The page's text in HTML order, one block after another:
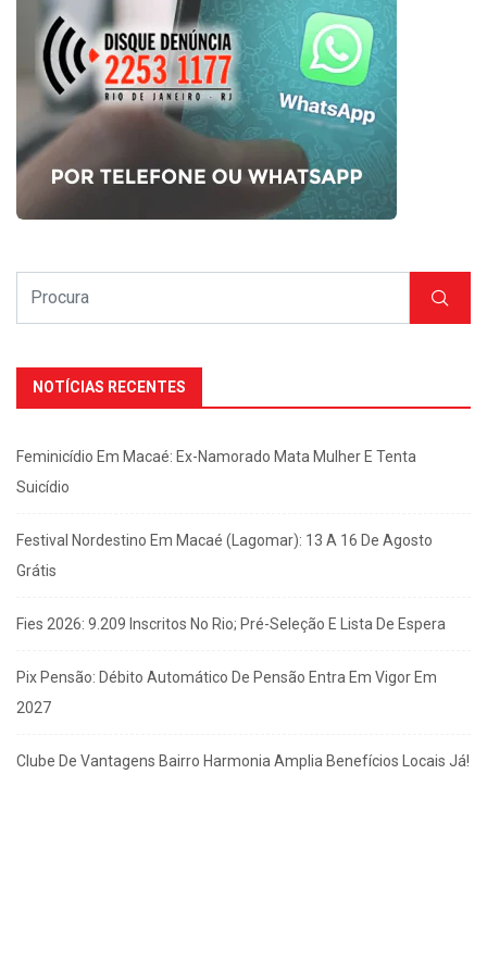
NOTÍCIAS RECENTES
Feminicídio Em Macaé: Ex-Namorado Mata Mulher E Tenta
Suicídio
Festival Nordestino Em Macaé (Lagomar): 13 A 16 De Agosto
Grátis
Fies 2026: 9.209 Inscritos No Rio; Pré-Seleção E Lista De Espera
Pix Pensão: Débito Automático De Pensão Entra Em Vigor Em
2027
Clube De Vantagens Bairro Harmonia Amplia Benefícios Locais Já!